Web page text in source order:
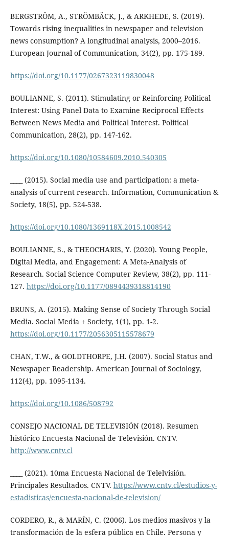
BERGSTRÖM, A., STRÖMBÄCK, J., & ARKHEDE, S. (2019).
Towards rising inequalities in newspaper and television
news consumption? A longitudinal analysis, 2000–2016.
European Journal of Communication, 34(2), pp. 175-189.
https://doi.org/10.1177/0267323119830048
BOULIANNE, S. (2011). Stimulating or Reinforcing Political
Interest: Using Panel Data to Examine Reciprocal Effects
Between News Media and Political Interest. Political
Communication, 28(2), pp. 147-162.
https://doi.org/10.1080/10584609.2010.540305
____ (2015). Social media use and participation: a meta-
analysis of current research. Information, Communication &
Society, 18(5), pp. 524-538.
https://doi.org/10.1080/1369118X.2015.1008542
BOULIANNE, S., & THEOCHARIS, Y. (2020). Young People,
Digital Media, and Engagement: A Meta-Analysis of
Research. Social Science Computer Review, 38(2), pp. 111-
127. https://doi.org/10.1177/0894439318814190
BRUNS, A. (2015). Making Sense of Society Through Social
Media. Social Media + Society, 1(1), pp. 1-2.
https://doi.org/10.1177/2056305115578679
CHAN, T.W., & GOLDTHORPE, J.H. (2007). Social Status and
Newspaper Readership. American Journal of Sociology,
112(4), pp. 1095-1134.
https://doi.org/10.1086/508792
CONSEJO NACIONAL DE TELEVISIÓN (2018). Resumen
histórico Encuesta Nacional de Televisión. CNTV.
http://www.cntv.cl
____ (2021). 10ma Encuesta Nacional de Telelvisión.
Principales Resultados. CNTV. https://www.cntv.cl/estudios-y-
estadisticas/encuesta-nacional-de-television/
CORDERO, R., & MARÍN, C. (2006). Los medios masivos y la
transformación de la esfera pública en Chile. Persona y